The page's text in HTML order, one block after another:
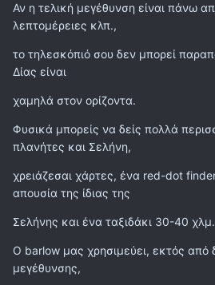
Αν η τελική μεγέθυνση είναι πάνω
λεπτομέρειες κλπ.,
το τηλεσκόπιό σου δεν μπορεί
Δίας είναι
χαμηλά στον ορίζοντα.
Φυσικά μπορείς να δείς πολλά
πλανήτες και Σελήνη,
χρειάζεσαι χάρτες, ένα red-dot
απουσία της ίδιας της
Σελήνης και ένα ταξιδάκι 30-40
O barlow μας χρησιμεύει, εκτός από
μεγέθυνσης,